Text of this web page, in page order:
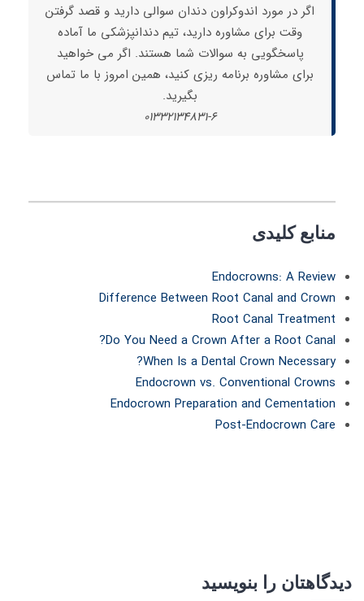
اگر در مورد اندوکراون دندان سوالی دارید و قصد گرفتن
وقت برای مشاوره دارید، تیم دندانپزشکی ما آماده
پاسخگویی به سوالات شما هستند. اگر می خواهید
برای مشاوره برنامه ریزی کنید، همین امروز با ما تماس
بگیرید.
01332134831-6
منابع کلیدی
Endocrowns: A Review
Difference Between Root Canal and Crown
Root Canal Treatment
Do You Need a Crown After a Root Canal?
When Is a Dental Crown Necessary?
Endocrown vs. Conventional Crowns
Endocrown Preparation and Cementation
Post-Endocrown Care
دیدگاهتان را بنویسید